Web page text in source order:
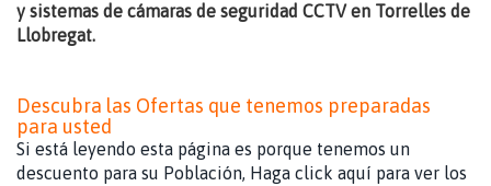
y sistemas de cámaras de seguridad CCTV en Torrelles de
Llobregat.
Descubra las Ofertas que tenemos preparadas
para usted
Si está leyendo esta página es porque tenemos un
descuento para su Población, Haga click aquí para ver los